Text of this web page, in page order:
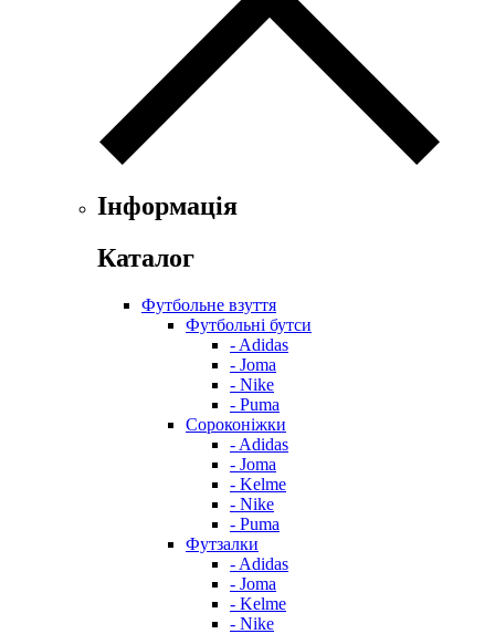
Інформація
Каталог
Футбольне взуття
Футбольні бутси
- Adidas
- Joma
- Nike
- Puma
Сороконіжки
- Adidas
- Joma
- Kelme
- Nike
- Puma
Футзалки
- Adidas
- Joma
- Kelme
- Nike